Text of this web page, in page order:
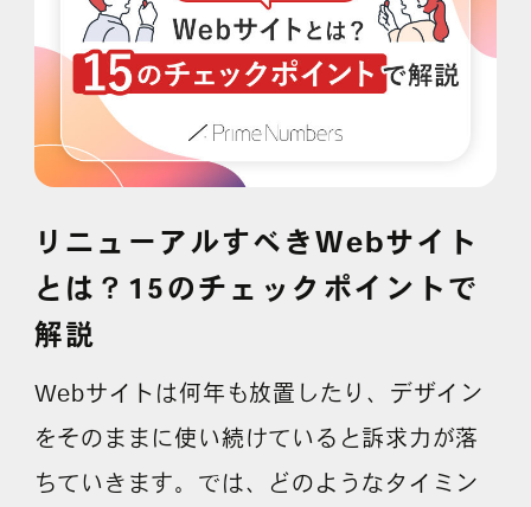
各種ご相談 資料ダウンロード
セミナー申し込み
無料診断実施中
Webマーケティング用語集
リニューアルすべきWebサイト
とは？15のチェックポイントで
解説
Webサイトは何年も放置したり、デザイン
をそのままに使い続けていると訴求力が落
ちていきます。では、どのようなタイミン